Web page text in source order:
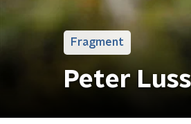
Fragment
Peter